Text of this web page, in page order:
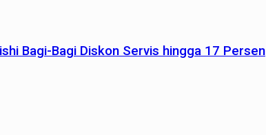
Bagi-Bagi Diskon Servis hingga 17 Persen